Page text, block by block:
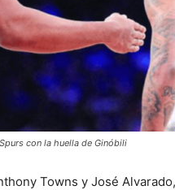
con la huella de Ginóbili
Towns y José